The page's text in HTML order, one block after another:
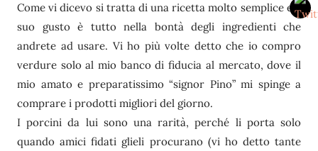
Come vi dicevo si tratta di una ricetta molto semplice e il
suo gusto è tutto nella bontà degli ingredienti che
andrete ad usare. Vi ho più volte detto che io compro
verdure solo al mio banco di fiducia al mercato, dove il
mio amato e preparatissimo “signor Pino” mi spinge a
comprare i prodotti migliori del giorno.
I porcini da lui sono una rarità, perché li porta solo
quando amici fidati glieli procurano (vi ho detto tante